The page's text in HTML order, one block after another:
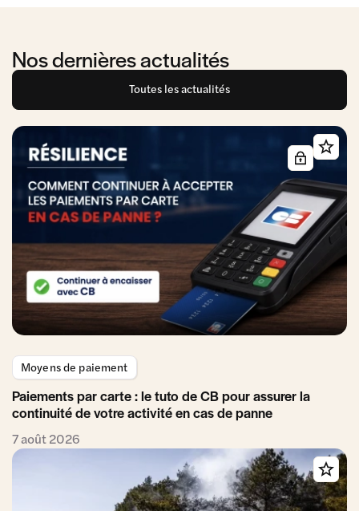
Nos dernières actualités
Toutes les actualités
Moyens de paiement
Paiements par carte : le tuto de CB pour assurer la
continuité de votre activité en cas de panne
7 août 2026